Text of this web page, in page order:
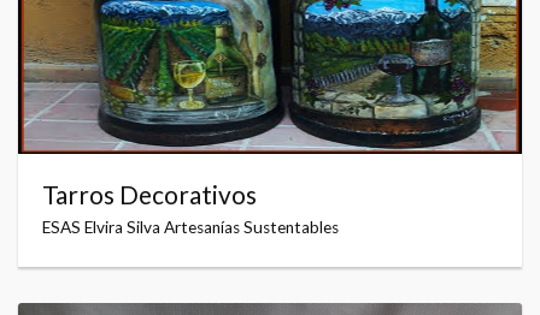
Tarros Decorativos
ESAS Elvira Silva Artesanías Sustentables